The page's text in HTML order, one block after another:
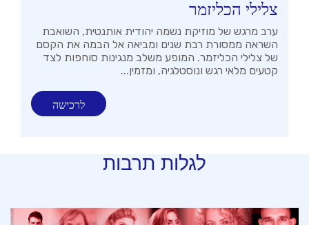
צלילי הכליזמר
ערב מרגש של מוזיקת נשמה יהודית אותנטית, השואבת
השראה ממסורת רבת שנים ומביאה אל הבמה את הקסם
של צלילי הכליזמר. המופע משלב מנגינות סוחפות לצד
קטעים מלאי רגש ונוסטלגיה, ומזמין...
לרכישה
לגלות תרבות